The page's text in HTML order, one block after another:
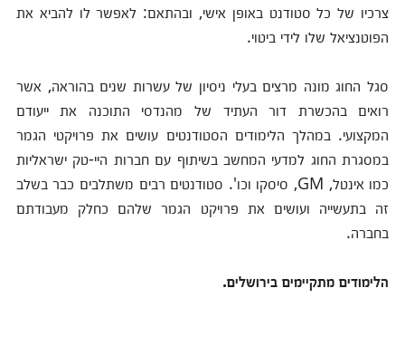
צרכיו של כל סטודנט באופן אישי, ובהתאם: לאפשר לו להביא את
הפוטנציאל שלו לידי ביטוי.
סגל החוג מונה מרצים בעלי ניסיון של עשרות שנים בהוראה, אשר
רואים בהכשרת דור העתיד של מהנדסי התוכנה את ייעודם
המקצועי. במהלך הלימודים הסטודנטים עושים את פרויקטי הגמר
במסגרת החוג למדעי המחשב בשיתוף עם חברות היי-טק ישראליות
כמו אינטל, GM, סיסקו וכו'. סטודנטים רבים משתלבים כבר בשלב
זה בתעשייה ועושים את פרויקט הגמר שלהם כחלק מעבודתם
בחברה.
הלימודים מתקיימים בירושלים.